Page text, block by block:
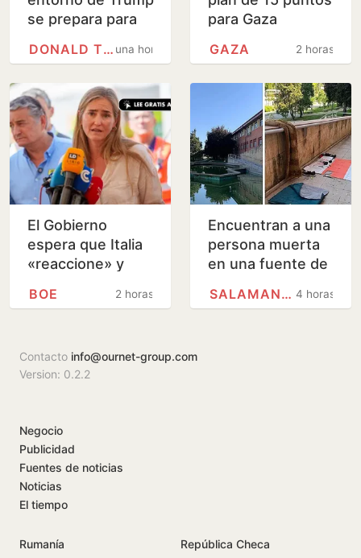
se prepara para
Groenlandia sinuna hora
DONALD TRUMP
para Gaza
Trump
2 horas
GAZA
El Gobierno
espera que Italia
«reaccione» y
espacio
2 horas
BOE
Encuentran a una
persona muerta
en una fuente de
4 horas
SALAMANCA
Contacto info@ournet-group.com
Version: 0.2.2
Negocio
Publicidad
Fuentes de noticias
Noticias
El tiempo
Rumanía República Checa